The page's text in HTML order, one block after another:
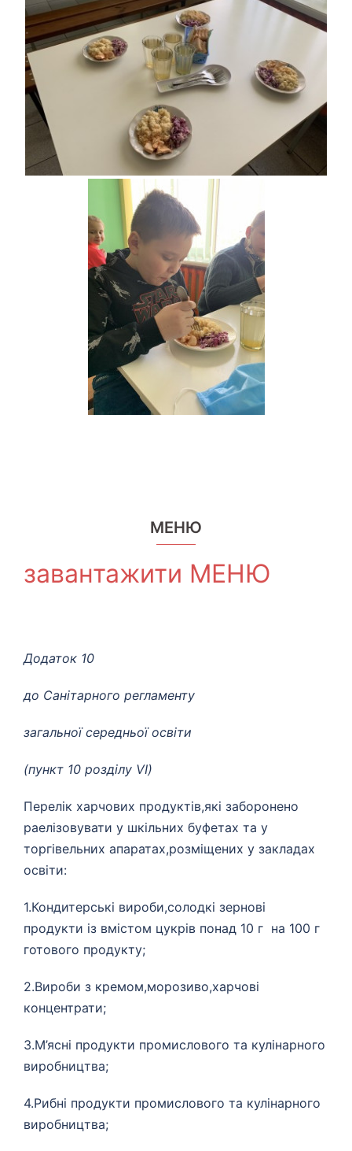
МЕНЮ
завантажити МЕНЮ
Додаток 10
до Санітарного регламенту
загальної середньої освіти
(пункт 10 розділу VI)
Перелік харчових продуктів,які заборонено
раелізовувати у шкільних буфетах та у
торгівельних апаратах,розміщених у закладах
освіти:
1.Кондитерські вироби,солодкі зернові
продукти із вмістом цукрів понад 10 г на 100 г
готового продукту;
2.Вироби з кремом,морозиво,харчові
концентрати;
3.М’ясні продукти промислового та кулінарного
виробництва;
4.Рибні продукти промислового та кулінарного
виробництва;